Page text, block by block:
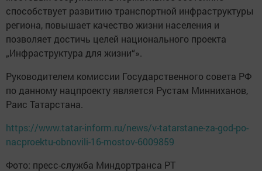
способствует развитию транспортной инфраструктуры
региона, повышает качество жизни населения и
позволяет достичь целей национального проекта
„Инфраструктура для жизни“».
Руководителем комиссии Государственного совета РФ
по данному нацпроекту является Рустам Минниханов,
Раис Татарстана.
https://www.tatar-inform.ru/news/v-tatarstane-za-god-po-
nacproektu-obnovili-16-mostov-6009859
Фото: пресс-служба Миндортранса РТ